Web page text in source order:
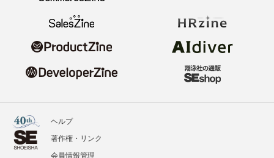
ヘルプ
著作権・リンク
会員情報管理